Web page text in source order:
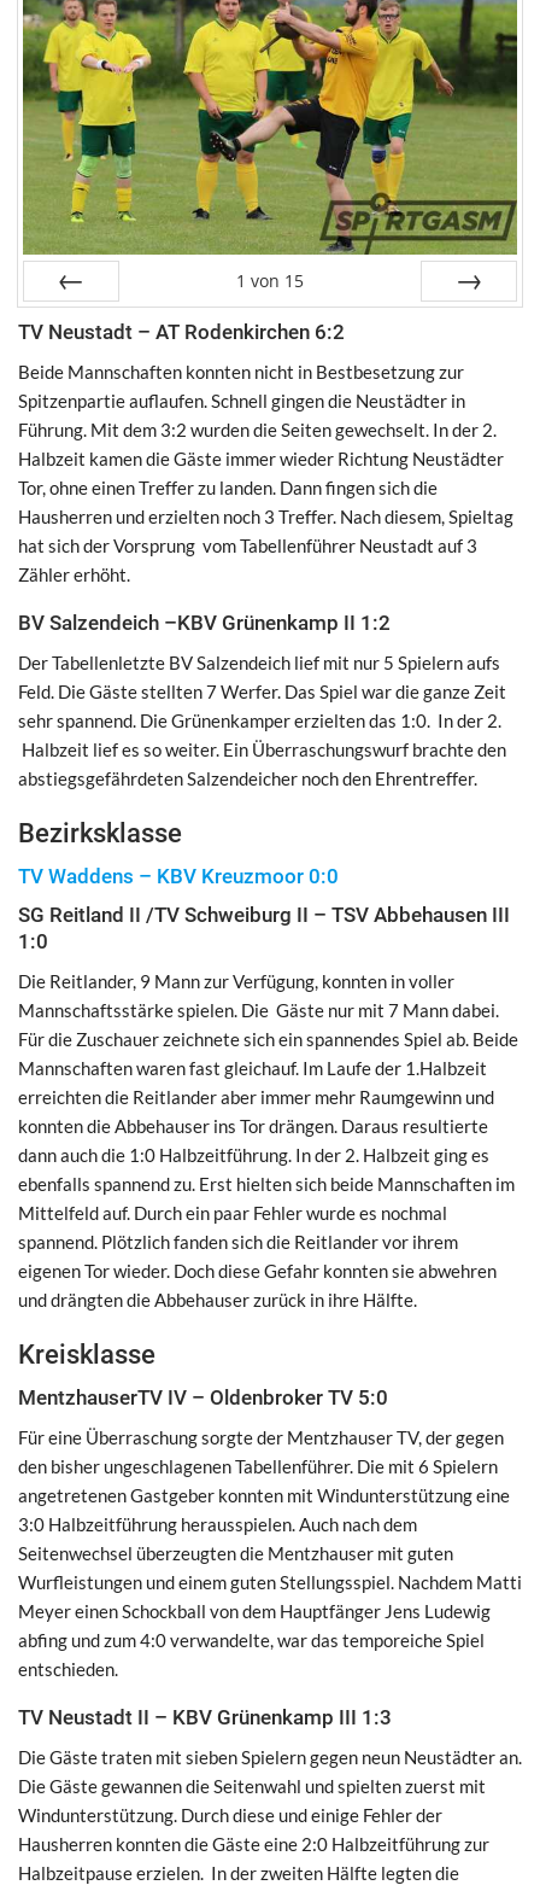
Zurück
1 von 15
TV Neustadt – AT Rodenkirchen 6:2
Beide Mannschaften konnten nicht in Bestbesetzung zur
Spitzenpartie auflaufen. Schnell gingen die Neustädter in
Führung. Mit dem 3:2 wurden die Seiten gewechselt. In der 2.
Halbzeit kamen die Gäste immer wieder Richtung Neustädter
Tor, ohne einen Treffer zu landen. Dann fingen sich die
Hausherren und erzielten noch 3 Treffer. Nach diesem, Spieltag
hat sich der Vorsprung vom Tabellenführer Neustadt auf 3
Zähler erhöht.
BV Salzendeich –KBV Grünenkamp II 1:2
Der Tabellenletzte BV Salzendeich lief mit nur 5 Spielern aufs
Feld. Die Gäste stellten 7 Werfer. Das Spiel war die ganze Zeit
sehr spannend. Die Grünenkamper erzielten das 1:0. In der 2.
Halbzeit lief es so weiter. Ein Überraschungswurf brachte den
abstiegsgefährdeten Salzendeicher noch den Ehrentreffer.
Bezirksklasse
TV Waddens – KBV Kreuzmoor 0:0
SG Reitland II /TV Schweiburg II – TSV Abbehausen III
1:0
Die Reitlander, 9 Mann zur Verfügung, konnten in voller
Mannschaftsstärke spielen. Die Gäste nur mit 7 Mann dabei.
Für die Zuschauer zeichnete sich ein spannendes Spiel ab. Beide
Mannschaften waren fast gleichauf. Im Laufe der 1.Halbzeit
erreichten die Reitlander aber immer mehr Raumgewinn und
konnten die Abbehauser ins Tor drängen. Daraus resultierte
dann auch die 1:0 Halbzeitführung. In der 2. Halbzeit ging es
ebenfalls spannend zu. Erst hielten sich beide Mannschaften im
Mittelfeld auf. Durch ein paar Fehler wurde es nochmal
spannend. Plötzlich fanden sich die Reitlander vor ihrem
eigenen Tor wieder. Doch diese Gefahr konnten sie abwehren
und drängten die Abbehauser zurück in ihre Hälfte.
Kreisklasse
MentzhauserTV IV – Oldenbroker TV 5:0
Für eine Überraschung sorgte der Mentzhauser TV, der gegen
den bisher ungeschlagenen Tabellenführer. Die mit 6 Spielern
angetretenen Gastgeber konnten mit Windunterstützung eine
3:0 Halbzeitführung herausspielen. Auch nach dem
Seitenwechsel überzeugten die Mentzhauser mit guten
Wurfleistungen und einem guten Stellungsspiel. Nachdem Matti
Meyer einen Schockball von dem Hauptfänger Jens Ludewig
abfing und zum 4:0 verwandelte, war das temporeiche Spiel
entschieden.
TV Neustadt II – KBV Grünenkamp III 1:3
Die Gäste traten mit sieben Spielern gegen neun Neustädter an.
Die Gäste gewannen die Seitenwahl und spielten zuerst mit
Windunterstützung. Durch diese und einige Fehler der
Hausherren konnten die Gäste eine 2:0 Halbzeitführung zur
Halbzeitpause erzielen. In der zweiten Hälfte legten die